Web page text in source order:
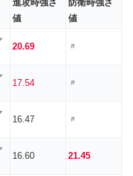
進攻時強さ
値
防衛時強さ
値
20.69 〃
17.54 〃
16.47 〃
16.60 21.45